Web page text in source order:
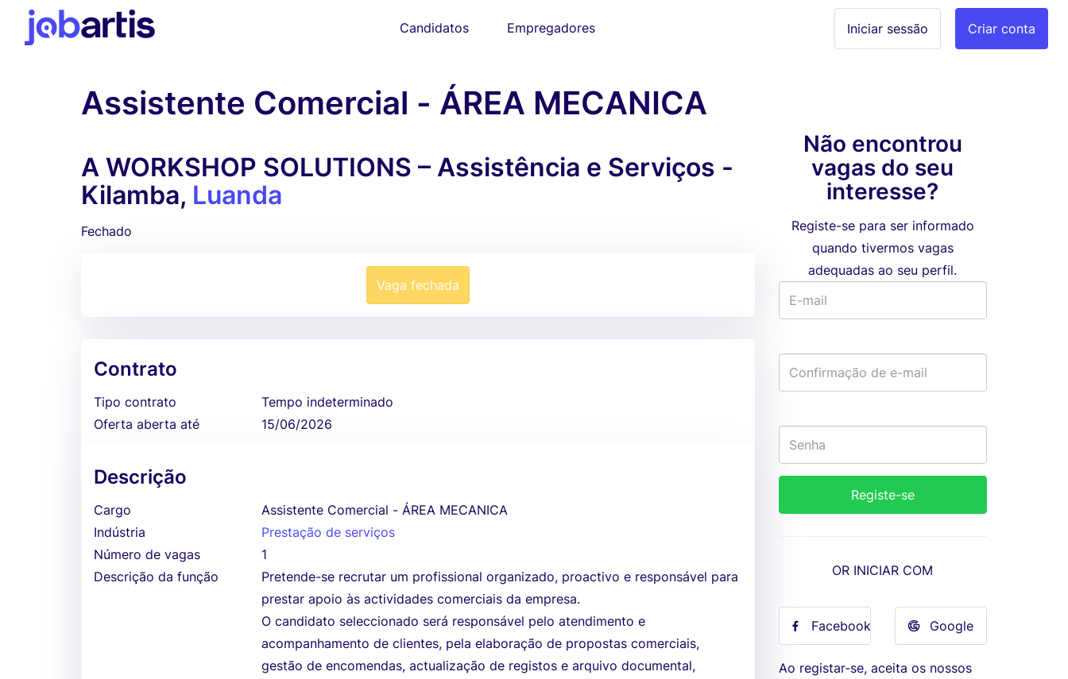
Candidatos Empregadores Criar conta
Iniciar sessão
Assistente Comercial - ÁREA MECANICA
A WORKSHOP SOLUTIONS – Assistência e Serviços -
Kilamba, Luanda
Fechado
Vaga fechada
Contrato
Tipo contrato
Tempo indeterminado
Oferta aberta até
15/06/2026
Descrição
Cargo
Assistente Comercial - ÁREA MECANICA
Indústria
Prestação de serviços
Número de vagas
1
Descrição da função
Pretende-se recrutar um profissional organizado, proactivo e responsável para
prestar apoio às actividades comerciais da empresa.
O candidato seleccionado será responsável pelo atendimento e
acompanhamento de clientes, pela elaboração de propostas comerciais,
gestão de encomendas, actualização de registos e arquivo documental,
Não encontrou
vagas do seu
interesse?
Registe-se para ser informado
quando tivermos vagas
adequadas ao seu perfil.
OR INICIAR COM
Facebook Google
Ao registar-se, aceita os nossos